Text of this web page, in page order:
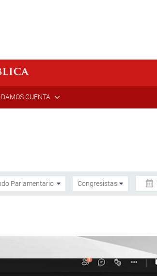
DAMOS CUENTA